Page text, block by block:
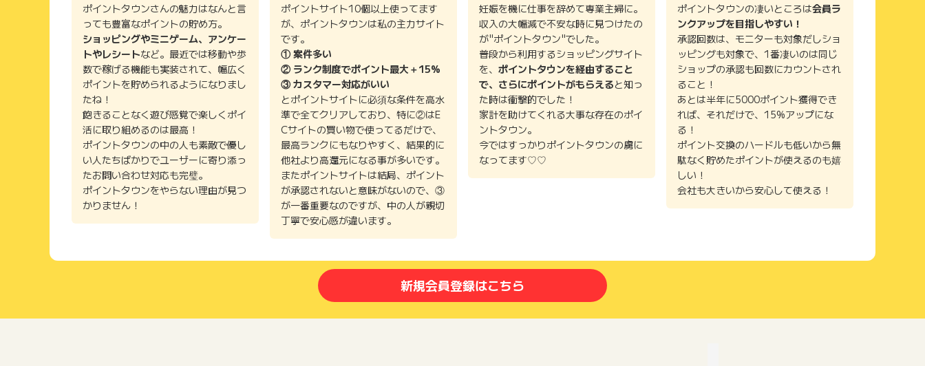
ポイントタウンさんの魅力はなんと言
っても豊富なポイントの貯め方。
ショッピングやミニゲーム、アンケー
トやレシートなど。最近では移動や歩
数で稼げる機能も実装されて、幅広く
ポイントを貯められるようになりまし
たね！
飽きることなく遊び感覚で楽しくポイ
活に取り組めるのは最高！
ポイントタウンの中の人も素敵で優し
い人たちばかりでユーザーに寄り添っ
たお問い合わせ対応も完璧。
ポイントタウンをやらない理由が見つ
かりません！
ポイントサイト10個以上使ってます
が、ポイントタウンは私の主力サイト
です。
① 案件多い
② ランク制度でポイント最大＋15%
③ カスタマー対応がいい
とポイントサイトに必須な条件を高水
準で全てクリアしており、特に②はE
Cサイトの買い物で使ってるだけで、
最高ランクにもなりやすく、結果的に
他社より高還元になる事が多いです。
またポイントサイトは結局、ポイント
が承認されないと意味がないので、③
が一番重要なのですが、中の人が親切
丁寧で安心感が違います。
妊娠を機に仕事を辞めて専業主婦に。
収入の大幅減で不安な時に見つけたの
が"ポイントタウン"でした。
普段から利用するショッピングサイト
を、 ポイントタウンを経由すること
で、さらにポイントがもらえると知っ
た時は衝撃的でした！
家計を助けてくれる大事な存在のポイ
ントタウン。
今ではすっかりポイントタウンの虜に
なってます♡♡
ポイントタウンの凄いところは会員ラ
ンクアップを目指しやすい！
承認回数は、モニターも対象だしショ
ッピングも対象で、1番凄いのは同じ
ショップの承認も回数にカウントされ
ること！
あとは半年に5000ポイント獲得でき
れば、それだけで、15%アップにな
る！
ポイント交換のハードルも低いから無
駄なく貯めたポイントが使えるのも嬉
しい！
会社も大きいから安心して使える！
新規会員登録はこちら